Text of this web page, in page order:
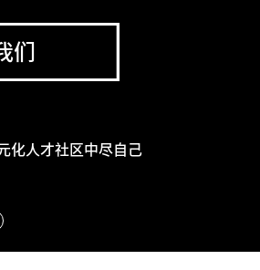
们
化人才社区中尽自己